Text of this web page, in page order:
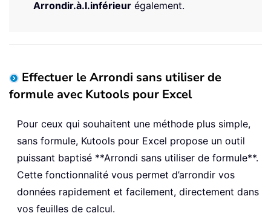
Arrondir.à.l.inférieur également.
Effectuer le Arrondi sans utiliser de
formule avec Kutools pour Excel
Pour ceux qui souhaitent une méthode plus simple,
sans formule, Kutools pour Excel propose un outil
puissant baptisé **Arrondi sans utiliser de formule**.
Cette fonctionnalité vous permet d’arrondir vos
données rapidement et facilement, directement dans
vos feuilles de calcul.